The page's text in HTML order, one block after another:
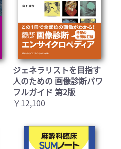
ジェネラリストを目指す
人のための 画像診断パワ
フルガイド 第2版
￥12,100